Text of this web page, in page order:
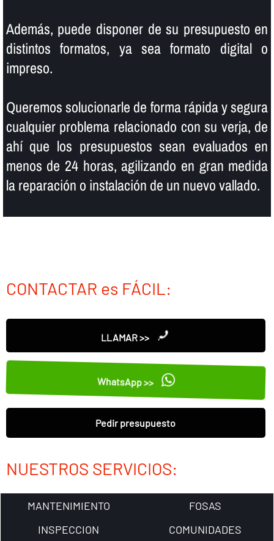
Además, puede disponer de su presupuesto en
distintos formatos, ya sea formato digital o
impreso.
Queremos solucionarle de forma rápida y segura
cualquier problema relacionado con su verja, de
ahí­ que los presupuestos sean evaluados en
menos de 24 horas, agilizando en gran medida
la reparación o instalación de un nuevo vallado.
CONTACTAR es FÁCIL:
LLAMAR >>
WhatsApp >>
Pedir presupuesto
NUESTROS SERVICIOS:
MANTENIMIENTO
FOSAS
INSPECCION
COMUNIDADES